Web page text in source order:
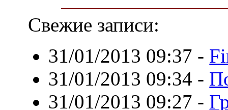
Свежие записи:
31/01/2013 09:37 -
31/01/2013 09:34 -
31/01/2013 09:27 -